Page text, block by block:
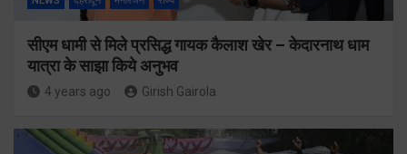
सीएम धामी से मिले प्रसिद्ध गायक कैलाश खेर – केदारनाथ धाम
यात्रा के साझा किये अनुभव
4 years ago Girish Gairola